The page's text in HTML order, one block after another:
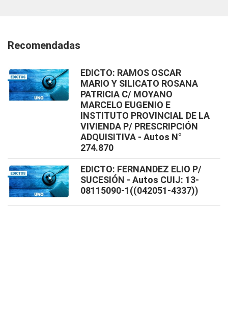
Recomendadas
EDICTO: RAMOS OSCAR
MARIO Y SILICATO ROSANA
PATRICIA C/ MOYANO
MARCELO EUGENIO E
INSTITUTO PROVINCIAL DE LA
VIVIENDA P/ PRESCRIPCIÓN
ADQUISITIVA - Autos N°
274.870
EDICTO: FERNANDEZ ELIO P/
SUCESIÓN - Autos CUIJ: 13-
08115090-1((042051-4337))